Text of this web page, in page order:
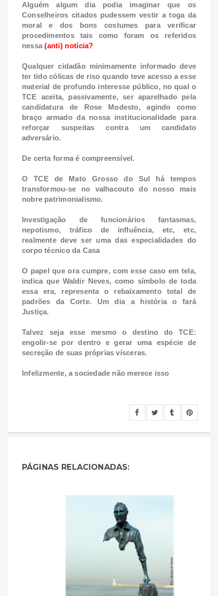
Alguém algum dia podia imaginar que os
Conselheiros citados pudessem vestir a toga da
moral e dos bons costumes para verificar
procedimentos tais como foram os referidos
nessa(anti) notícia?
Qualquer cidadão minimamente informado deve
ter tido cólicas de riso quando teve acesso a esse
material de profundo interesse público, no qual o
TCE aceita, passivamente, ser aparelhado pela
candidatura de Rose Modesto, agindo como
braço armado da nossa institucionalidade para
reforçar suspeitas contra um candidato
adversário.
De certa forma é compreensível.
O TCE de Mato Grosso do Sul há tempos
transformou-se no valhacouto do nosso mais
nobre patrimonialismo.
Investigação de funcionários fantasmas,
nepotismo, tráfico de influência, etc, etc,
realmente deve ser uma das especialidades do
corpo técnico da Casa
O papel que ora cumpre, com esse caso em tela,
indica que Waldir Neves, como símbolo de toda
essa era, representa o rebaixamento total de
padrões da Corte. Um dia a história o fará
Justiça.
Talvez seja esse mesmo o destino do TCE:
engolir-se por dentro e gerar uma espécie de
secreção de suas próprias vísceras.
Infelizmente, a sociedade não merece isso
PÁGINAS RELACIONADAS: